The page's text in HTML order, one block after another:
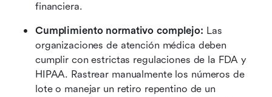
financiera.
Cumplimiento normativo complejo: Las
organizaciones de atención médica deben
cumplir con estrictas regulaciones de la FDA y
HIPAA. Rastrear manualmente los números de
lote o manejar un retiro repentino de un